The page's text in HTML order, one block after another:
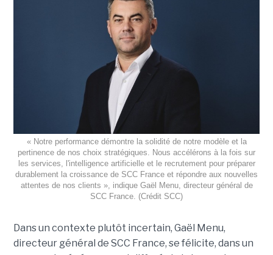
« Notre performance démontre la solidité de notre modèle et la
pertinence de nos choix stratégiques. Nous accélérons à la fois sur
les services, l'intelligence artificielle et le recrutement pour préparer
durablement la croissance de SCC France et répondre aux nouvelles
attentes de nos clients », indique Gaël Menu, directeur général de
SCC France. (Crédit SCC)
Dans un contexte plutôt incertain, Gaël Menu,
directeur général de SCC France, se félicite, dans un